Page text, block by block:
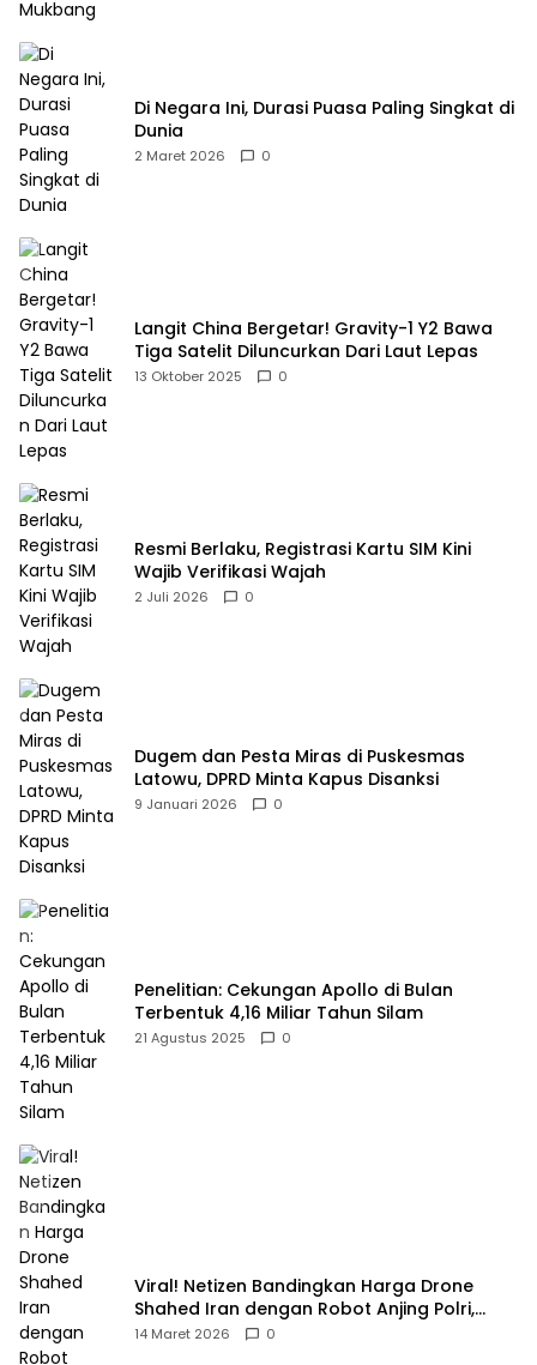
Di Negara Ini, Durasi Puasa Paling Singkat di
Dunia
2 Maret 2026 0
Langit China Bergetar! Gravity-1 Y2 Bawa
Tiga Satelit Diluncurkan Dari Laut Lepas
13 Oktober 2025 0
Resmi Berlaku, Registrasi Kartu SIM Kini
Wajib Verifikasi Wajah
2 Juli 2026 0
Dugem dan Pesta Miras di Puskesmas
Latowu, DPRD Minta Kapus Disanksi
9 Januari 2026 0
Penelitian: Cekungan Apollo di Bulan
Terbentuk 4,16 Miliar Tahun Silam
21 Agustus 2025 0
Viral! Netizen Bandingkan Harga Drone
Shahed Iran dengan Robot Anjing Polri,
Selisihnya Capai 5 Kali Lipat
14 Maret 2026 0